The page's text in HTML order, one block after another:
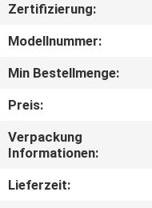
ÜBER
UNS
FABRIK-
AUSFLUG
Zertifizierung:
Modellnummer:
Min Bestellmenge:
Preis:
Verpackung
Informationen:
Lieferzeit: